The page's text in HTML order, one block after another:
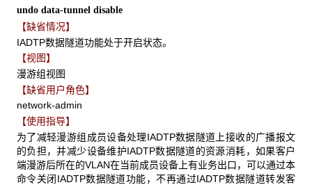
undo data-tunnel disable
【缺省情况】
IADTP数据隧道功能处于开启状态。
【视图】
漫游组视图
【缺省用户角色】
network-admin
【使用指导】
为了减轻漫游组成员设备处理IADTP数据隧道上接收的广播报文
的负担，并减少设备维护IADTP数据隧道的资源消耗，如果客户
端漫游后所在的VLAN在当前成员设备上有业务出口，可以通过本
命令关闭IADTP数据隧道功能，不再通过IADTP数据隧道转发客